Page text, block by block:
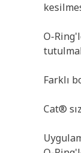
O-
Farklı
Cat®